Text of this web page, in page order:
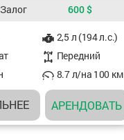
Залог
600$
авто 2,5 л (194 л.с.)
Передний
8.7 л/на 100 км
АРЕНДОВАТЬ